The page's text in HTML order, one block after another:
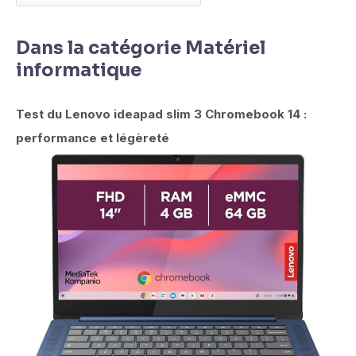
Dans la catégorie Matériel
informatique
Test du Lenovo ideapad slim 3 Chromebook 14 :
performance et légèreté